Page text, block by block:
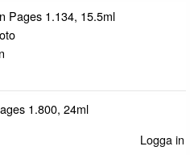
Pages 1.134, 15.5ml
1.800, 24ml
Logga in